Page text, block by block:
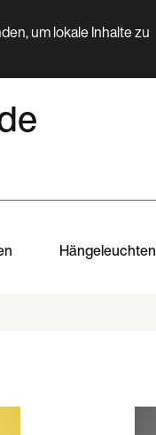
um lokale Inhalte zu
Hängeleuchten